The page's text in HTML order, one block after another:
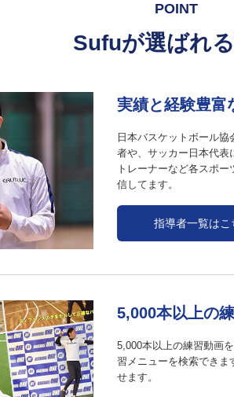
POINT
Sufuが選ばれ
実績と経験豊富
日本バスケットボール
者や、サッカー日本代表
トレーナーなど各スポ
信してます。
指導者一覧はこ
5,000本以上の
5,000本以上の練習動画
習メニューを検索でき
せます。